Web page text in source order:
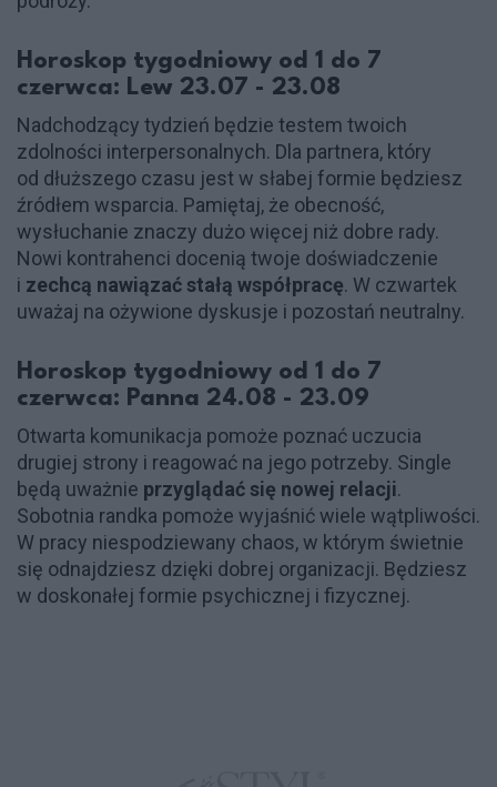
Horoskop tygodniowy od 1 do 7
czerwca: Lew 23.07 - 23.08
Nadchodzący tydzień będzie testem twoich
zdolności interpersonalnych. Dla partnera, który
od dłuższego czasu jest w słabej formie będziesz
źródłem wsparcia. Pamiętaj, że obecność,
wysłuchanie znaczy dużo więcej niż dobre rady.
Nowi kontrahenci docenią twoje doświadczenie
i zechcą nawiązać stałą współpracę. W czwartek
uważaj na ożywione dyskusje i pozostań neutralny.
Horoskop tygodniowy od 1 do 7
czerwca: Panna 24.08 - 23.09
Otwarta komunikacja pomoże poznać uczucia
drugiej strony i reagować na jego potrzeby. Single
będą uważnie przyglądać się nowej relacji.
Sobotnia randka pomoże wyjaśnić wiele wątpliwości.
W pracy niespodziewany chaos, w którym świetnie
się odnajdziesz dzięki dobrej organizacji. Będziesz
w doskonałej formie psychicznej i fizycznej.